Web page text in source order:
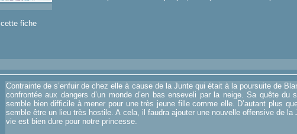
cette fiche
Contrainte de s’enfuir de chez elle à cause de la Junte qui était à la poursuite de
confrontée aux dangers d’un monde d’en bas enseveli par la neige. Sa quête
semble bien difficile à mener pour une très jeune fille comme elle. D’autant plus
semble être un lieu très hostile. A cela, il faudra ajouter une nouvelle offensive de
vie est bien dure pour notre princesse.